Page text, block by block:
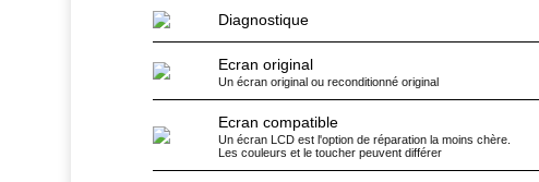
Diagnostique
Ecran original
Un écran original ou reconditionné original
Ecran compatible
Un écran LCD est l'option de réparation la moins chère.
Les couleurs et le toucher peuvent différer